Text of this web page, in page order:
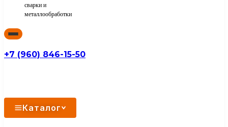
сварки и
металлообработки
+7 (960) 846-15-50
Каталог